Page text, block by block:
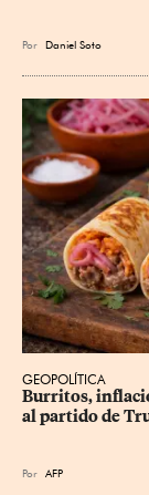
Por Daniel Soto
GEOPOLÍTICA
Burritos,
al partido de
Por AFP